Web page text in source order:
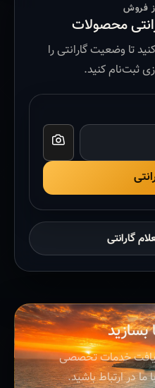
فروش
محصولات
تا وضعیت گارانتی را
ثبت‌نام کنید.
گارانتی
بسازید
خدمات تخصصی
در ارتباط باشید.